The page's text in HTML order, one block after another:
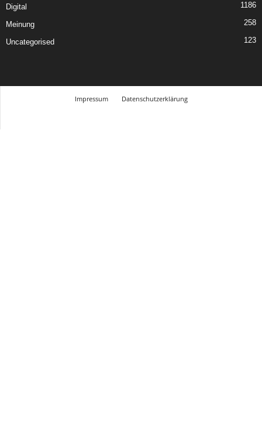
Digital 1186
Meinung 258
Uncategorised 123
Impressum
Datenschutzerklärung